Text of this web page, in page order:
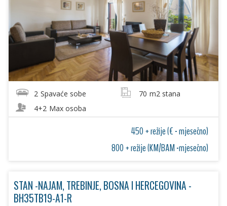
2 Spavaće sobe 70 m2 stana
4+2 Max osoba
450 + režije (€ - mjesečno)
800 + režije (KM/BAM -mjesečno)
STAN -NAJAM, TREBINJE, BOSNA I HERCEGOVINA -
BH35TB19-A1-R